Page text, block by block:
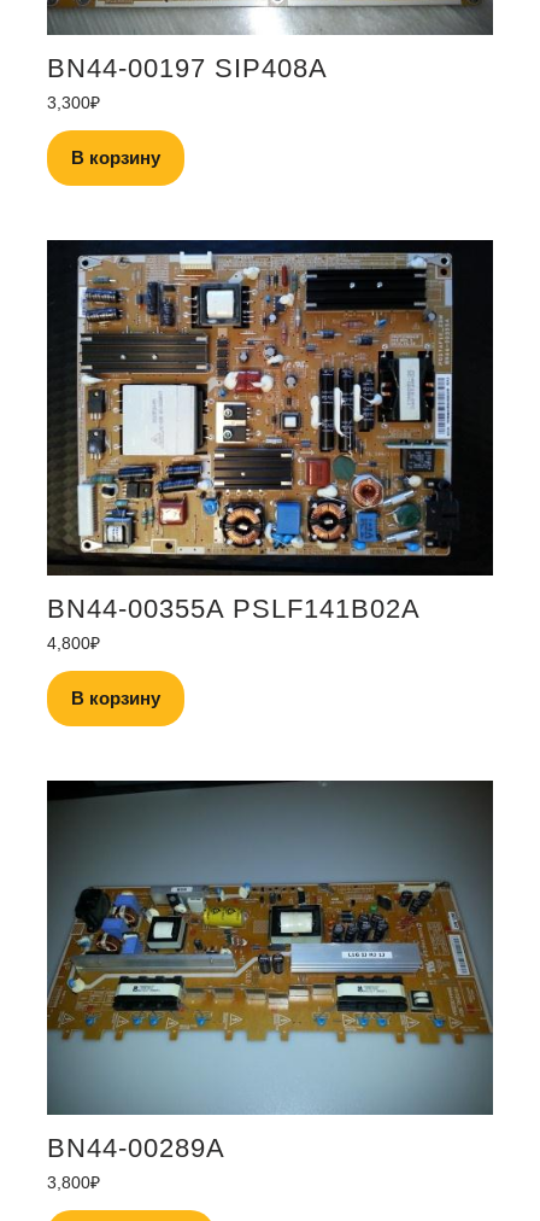
BN44-00197 SIP408A
3,300₽
В корзину
BN44-00355A PSLF141B02A
4,800₽
В корзину
BN44-00289A
3,800₽